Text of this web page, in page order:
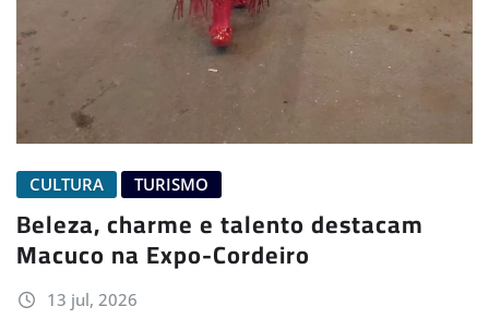
CULTURA TURISMO
Beleza, charme e talento destacam
Macuco na Expo-Cordeiro
13 jul, 2026